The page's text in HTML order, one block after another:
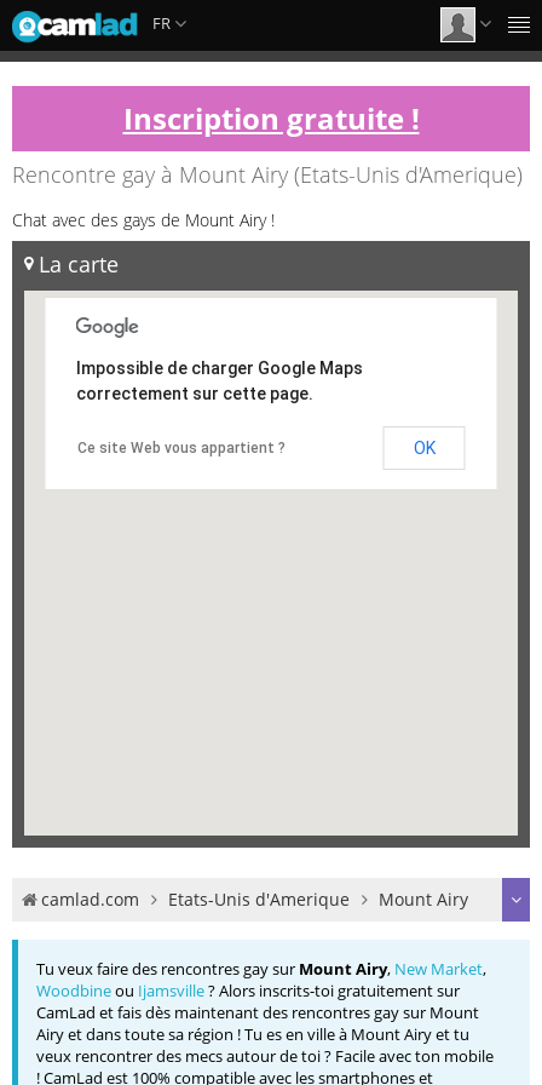
FR
Inscription gratuite !
Rencontre gay à Mount Airy (Etats-Unis d'Amerique)
Chat avec des gays de Mount Airy !
La carte
Impossible de charger Google Maps
correctement sur cette page.
Ce site Web vous appartient ? OK
camlad.com Etats-Unis d'Amerique Mount Airy
Tu veux faire des rencontres gay sur Mount Airy, New Market,
Woodbineou Ijamsville? Alors inscrits-toi gratuitement sur
CamLad et fais dès maintenant des rencontres gay sur Mount
Airy et dans toute sa région ! Tu es en ville à Mount Airy et tu
veux rencontrer des mecs autour de toi ? Facile avec ton mobile
! CamLad est 100% compatible avec les smartphones et